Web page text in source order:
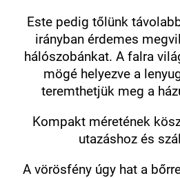
Este pedig tőlünk
irányban érdemes
hálószobánkat. A falra
mögé helyezve a
teremthetjük meg a
Kompakt méretének
utazáshoz és
A vörösfény úgy hat a